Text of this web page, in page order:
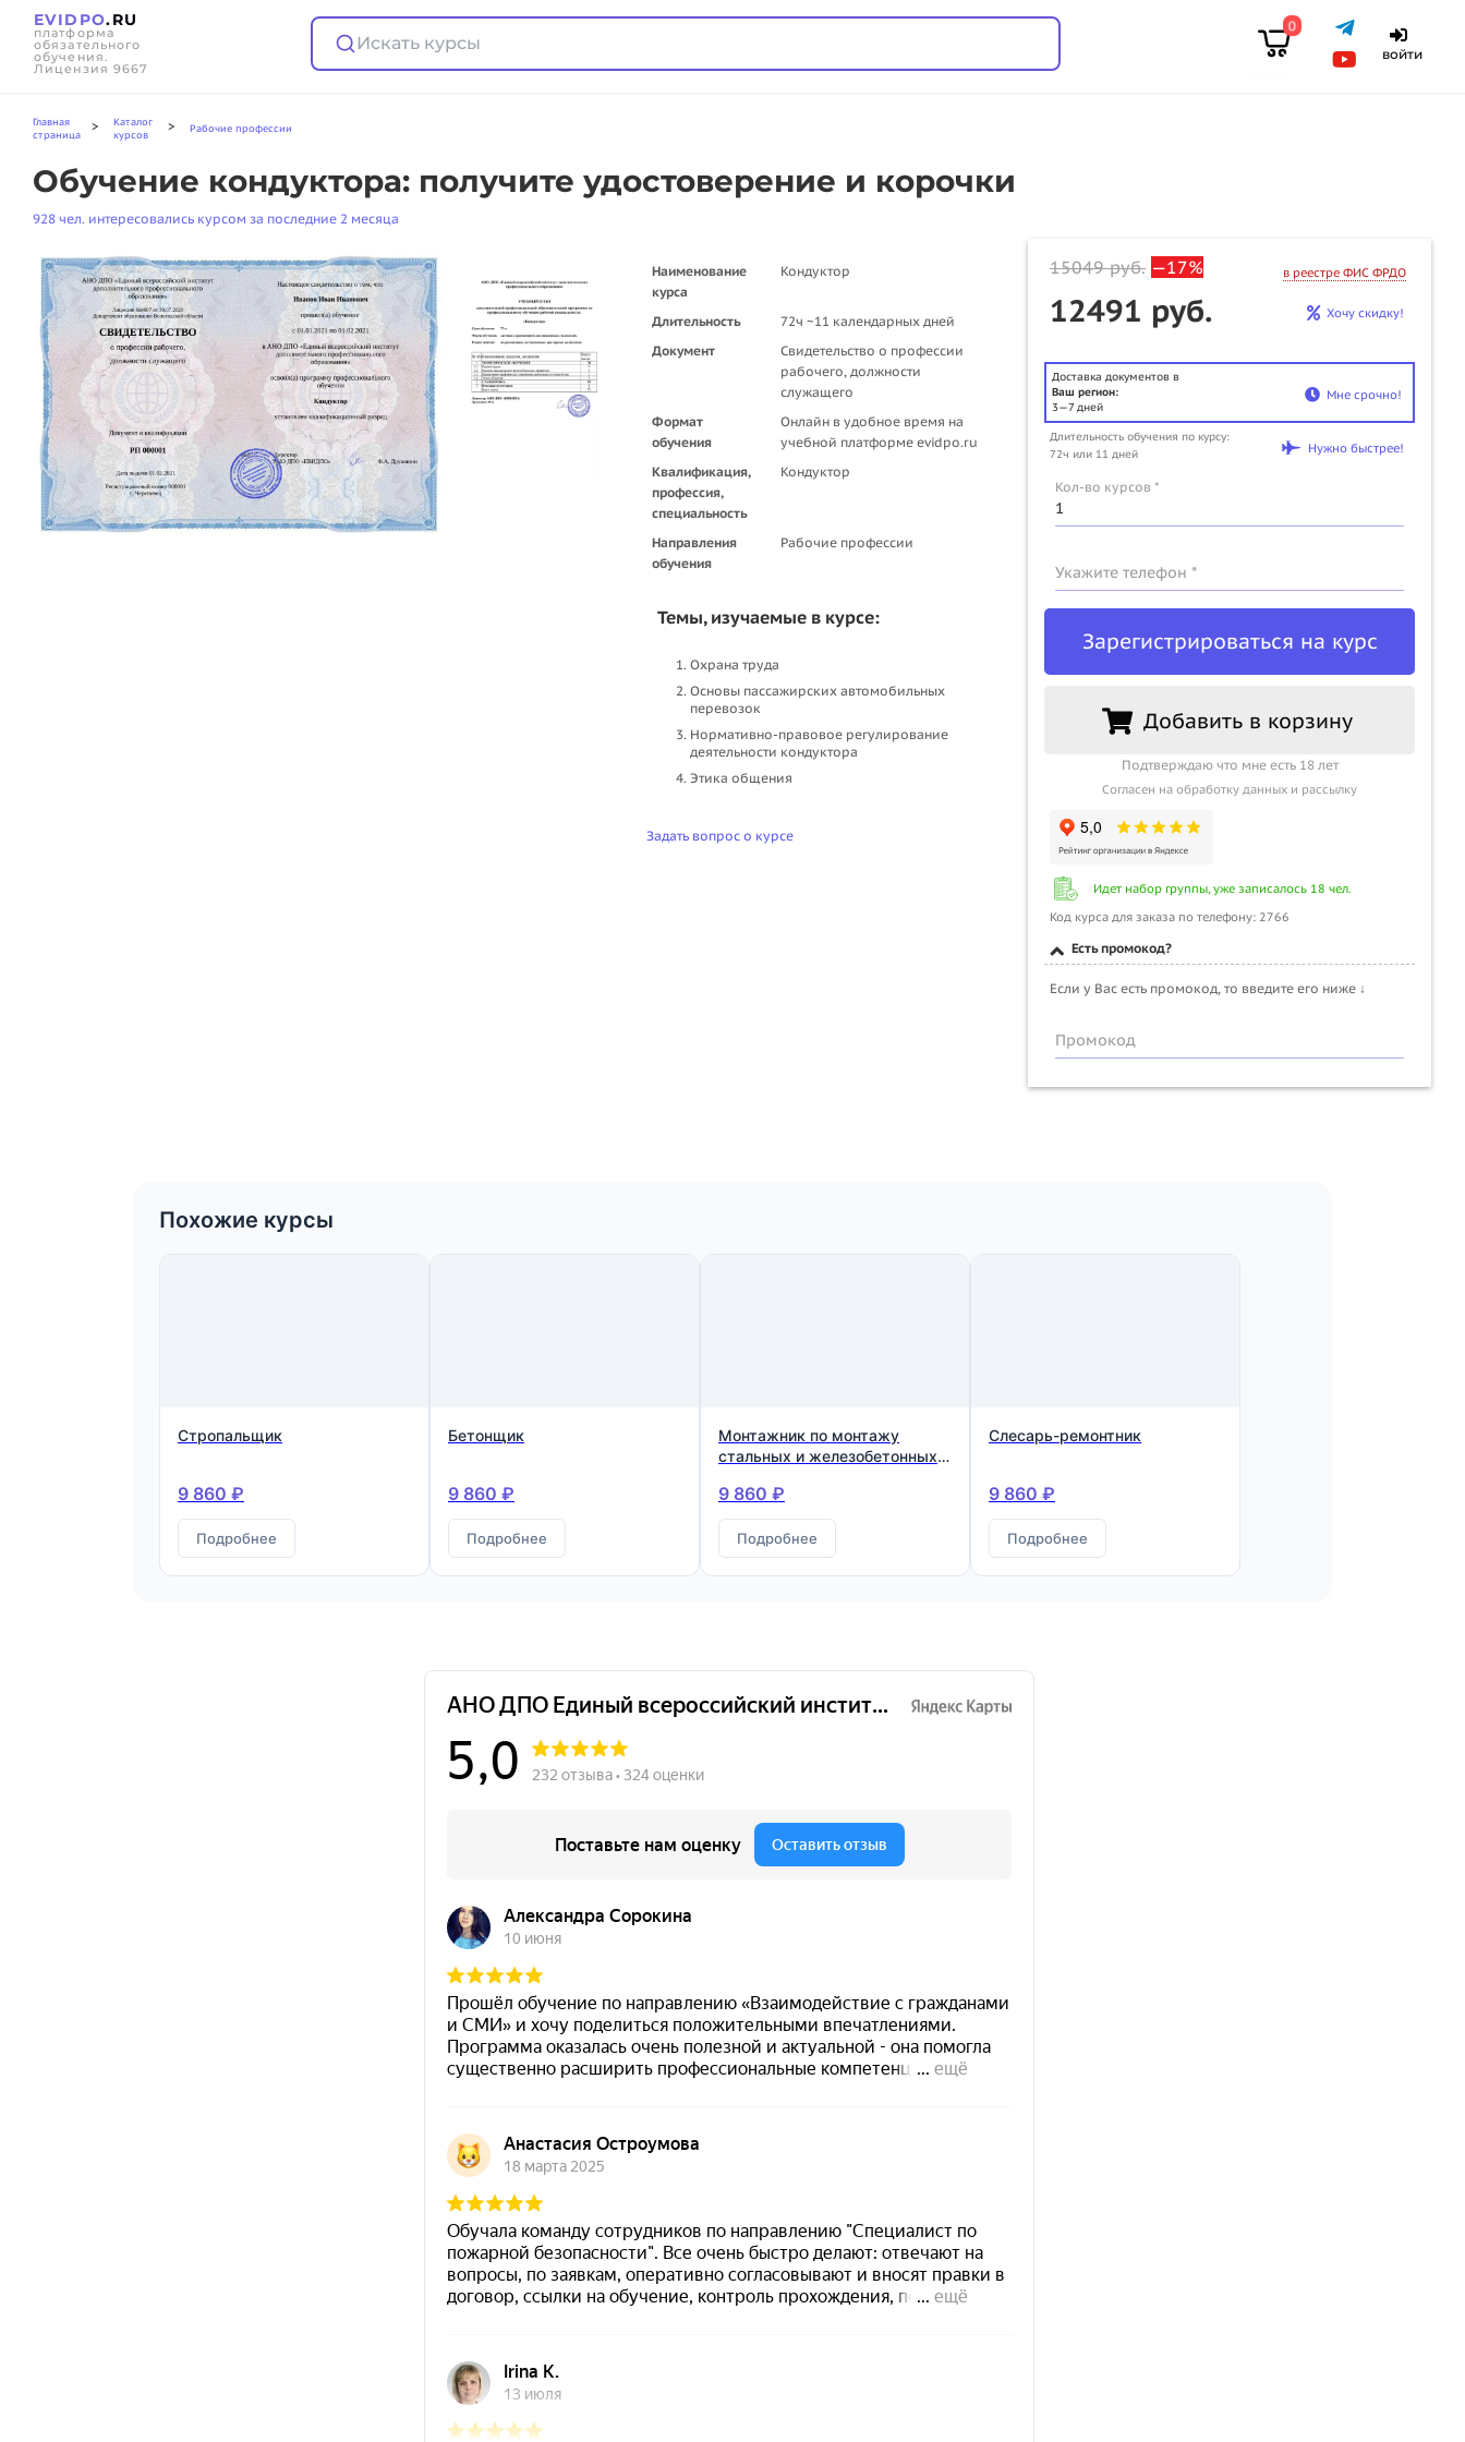
EVIDPO.RU
платформа
обязательного
обучения.
Лицензия 9667
Искать курсы
0
войти
Главная
страница
>
Каталог
курсов
> Рабочие профессии
Обучение кондуктора: получите удостоверение и корочки
928 чел. интересовались курсом за последние 2 месяца
Наименование
курса
Кондуктор
Длительность
72ч ~11 календарных дней
Документ
Свидетельство о профессии
рабочего, должности
служащего
Формат
обучения
Онлайн в удобное время на
учебной платформе evidpo.ru
Квалификация,
профессия,
специальность
Кондуктор
Направления
обучения
Рабочие профессии
Темы, изучаемые в курсе:
Охрана труда
Основы пассажирских автомобильных
перевозок
Нормативно-правовое регулирование
деятельности кондуктора
Этика общения
Задать вопрос о курсе
15049руб. —17% в реестре ФИС ФРДО
12491 руб. Хочу скидку!
Доставка документов в
Ваш регион:
3—7 дней
Мне срочно!
Длительность обучения по курсу:
72ч или 11 дней
Нужно быстрее!
Кол-во курсов *
Укажите телефон *
Зарегистрироваться на курс
Добавить в корзину
Подтверждаю что мне есть 18 лет
Согласен на обработку данных и рассылку
Идет набор группы, уже записалось 18 чел.
Код курса для заказа по телефону: 2766
Есть промокод?
Если у Вас есть промокод, то введите его ниже ↓
Промокод
Похожие курсы
Стропальщик
9 860 ₽
Подробнее
Бетонщик
9 860 ₽
Подробнее
Монтажник по монтажу
стальных и железобетонных
9 860 ₽
Подробнее
Слесарь-ремонтник
9 860 ₽
Подробнее